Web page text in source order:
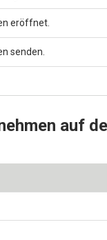
eröffnet.
senden.
auf